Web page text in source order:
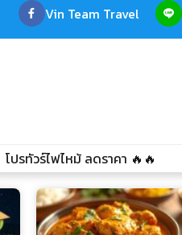
Vin Team Travel
โปรทัวร์ไฟไหม้ ลดราคา 🔥🔥